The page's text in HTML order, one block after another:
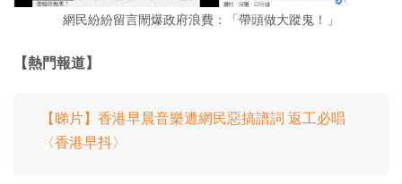
網民紛紛留言閙爆政府浪費：「帶頭做大蹤鬼！」
【熱門報道】
【睇片】香港早晨音樂遭網民惡搞譜詞 返工必唱
〈香港早抖〉